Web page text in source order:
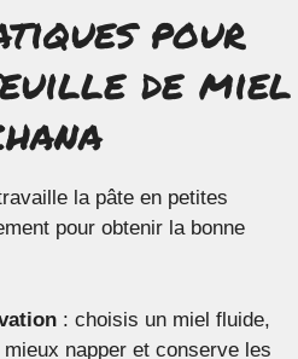
pour
de miel
la pâte en petites
pour obtenir la bonne
: choisis un miel fluide,
napper et conserve les